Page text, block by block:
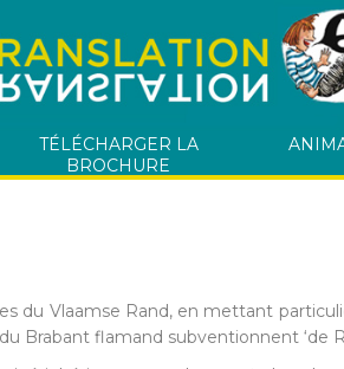
TÉLÉCHARGER LA
BROCHURE
du Vlaamse Rand, en mettant
Brabant flamand subventionnent ‘de